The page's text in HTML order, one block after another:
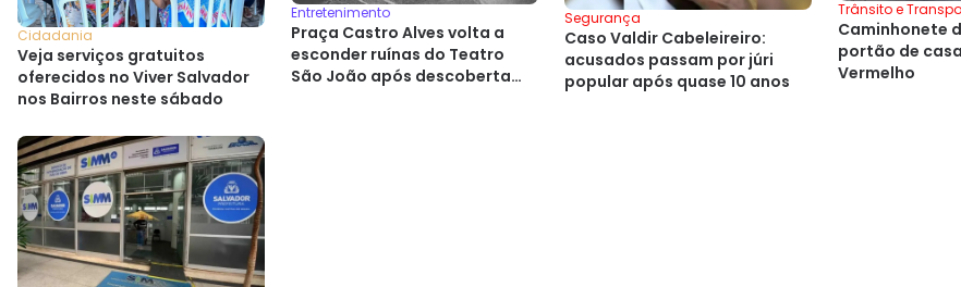
Cidadania
Veja serviços gratuitos
oferecidos no Viver Salvador
nos Bairros neste sábado
Entretenimento
Praça Castro Alves volta a
esconder ruínas do Teatro
São João após descoberta
Segurança
Caso Valdir Cabeleireiro:
acusados passam por júri
popular após quase 10 anos
Trânsito e
Caminhonete
portão de
Vermelho